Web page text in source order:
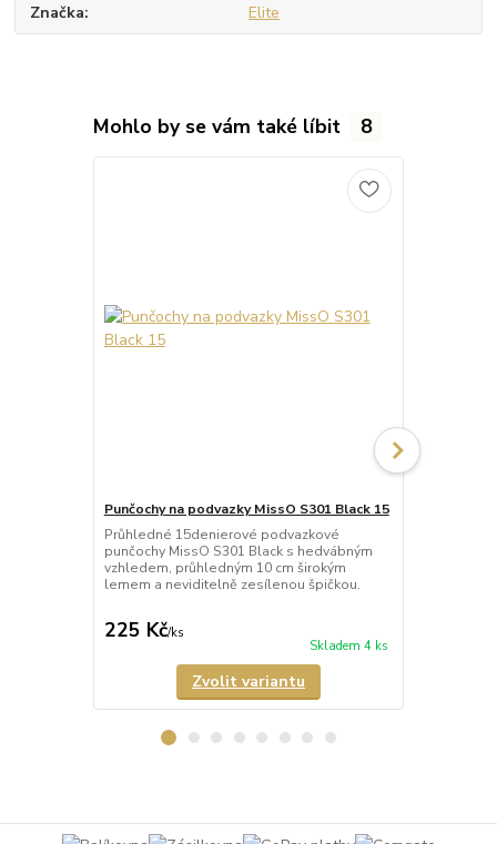
Značka Elite
Mohlo by se vám také líbit 8
Punčochy na podvazky MissO S301 Black 15
Průhledné 15denierové podvazkové
punčochy MissO S301 Black s hedvábným
vzhledem, průhledným 10 cm širokým
lemem a neviditelně zesílenou špičkou.
225 Kč/ks
Skladem 4 ks
Zvolit variantu